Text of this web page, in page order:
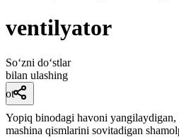
ventilyator
So‘zni do‘stlar
bilan ulashing
ot
Yopiq binodagi havoni yangilaydigan,
mashina qismlarini sovitadigan